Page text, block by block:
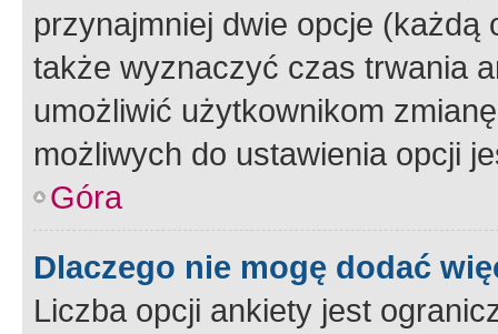
przynajmniej dwie opcje
także wyznaczyć czas trwania
umożliwić użytkownikom
możliwych do ustawienia opcji
Góra
Dlaczego nie mogę dodać
Liczba opcji ankiety jest